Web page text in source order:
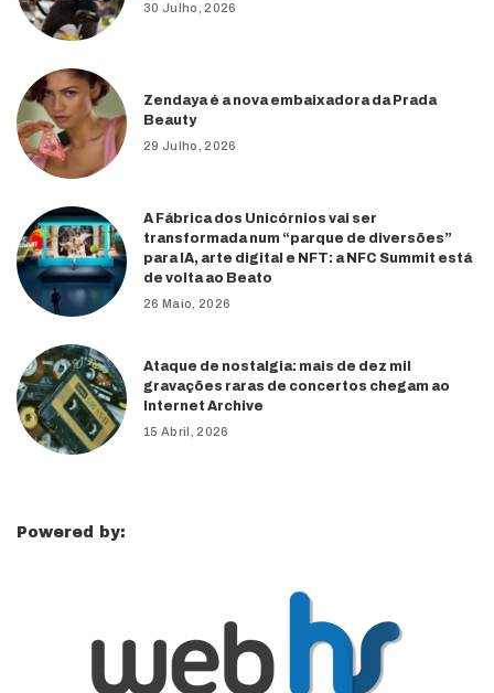
30 Julho, 2026
Zendaya é a nova embaixadora da Prada
Beauty
29 Julho, 2026
A Fábrica dos Unicórnios vai ser
transformada num “parque de diversões”
para IA, arte digital e NFT: a NFC Summit está
de volta ao Beato
26 Maio, 2026
Ataque de nostalgia: mais de dez mil
gravações raras de concertos chegam ao
Internet Archive
15 Abril, 2026
Powered by: